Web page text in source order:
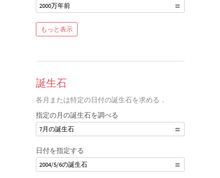
2000万年前
もっと表示
誕生石
各月または特定の日付の誕生石を求める．
指定の月の誕生石を調べる
7月の誕生石
日付を指定する
2004/5/6の誕生石